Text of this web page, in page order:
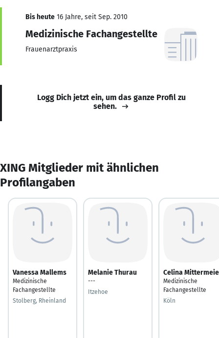
Bis heute 16 Jahre, seit Sep. 2010
Medizinische Fachangestellte
Frauenarztpraxis
Logg Dich jetzt ein, um das ganze Profil zu
sehen.
XING Mitglieder mit ähnlichen
Profilangaben
Vanessa Mallems
Medizinische
Fachangestellte
Stolberg, Rheinland
Melanie Thurau
---
Itzehoe
Celina
Medizinische
Fachangestellte
Köln